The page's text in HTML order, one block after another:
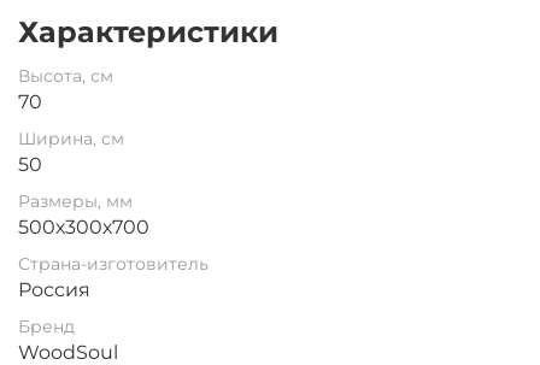
Характеристики
Высота, см
70
Ширина, см
50
Размеры, мм
500х300х700
Страна-изготовитель
Россия
Бренд
WoodSoul